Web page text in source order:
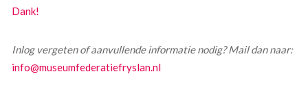
Dank!
Inlog vergeten of aanvullende informatie nodig? Mail dan naar:
info@museumfederatiefryslan.nl